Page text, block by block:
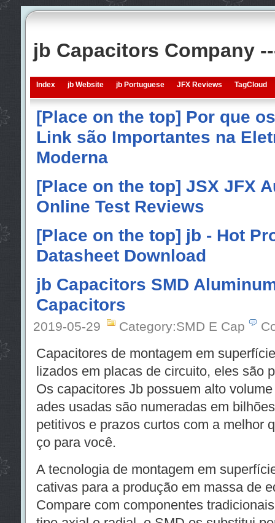
jb Capacitors Company
Index jb Website jb Portuguese JFX Reviews TagCloud
[Place on the top] Por que
Link são Importantes na
Moderna
[Place on the top] JSX JFX
Online Test Reviews
[Place on the top] jb - Hot
Datasheet Download
jb Capacitors SMD
Capacitors
2019-05-29 Category:SMD E Cap
Capacitores de montagem em
lizados em placas de circuito, eles são
Os capacitores Jb possuem alto
ades usadas são numeradas em
petitivos e prazos curtos com a melhor
ço para você.
A tecnologia de montagem em
cativas para a produção em massa de
Compare com componentes